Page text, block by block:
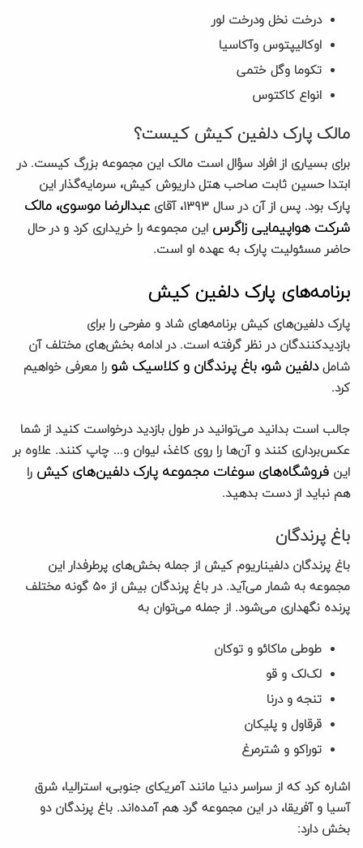
درخت نخل ودرخت لور
اوکالیپتوس وآکاسیا
تکوما وگل ختمی
انواع کاکتوس
مالک پارک دلفین کیش کیست؟
برای بسیاری از افراد سؤال است مالک این مجموعه بزرگ کیست. در
ابتدا حسین ثابت صاحب هتل داریوش کیش، سرمایه‌گذار این
پارک بود. پس از آن در سال ۱۳۹۳، آقای
عبدالرضا موسوی، مالک
شرکت هواپیمایی زاگرس این مجموعه را خریداری کرد و در حال
حاضر مسئولیت پارک به عهده او است.
برنامه‌های پارک دلفین کیش
پارک دلفین‌های کیش برنامه‌های شاد و مفرحی را برای
بازدیدکنندگان در نظر گرفته است. در ادامه بخش‌های مختلف آن
شاملدلفین شو، باغ پرندگان و کلاسیک شو را معرفی خواهیم
کرد.
جالب است بدانید می‌توانید در طول بازدید درخواست کنید از شما
عکس‌برداری کنند و آن‌ها را روی کاغذ، لیوان و… چاپ کنند. علاوه بر
این فروشگاه‌های سوغات مجموعه پارک دلفین‌های کیش را
هم نباید از دست بدهید.
باغ پرندگان
باغ پرندگان دلفیناریوم کیش از جمله بخش‌های پرطرفدار این
مجموعه به شمار می‌آید. در باغ پرندگان بیش از ۵۰ گونه مختلف
پرنده نگهداری می‌شود. از جمله می‌توان به
طوطی ماکائو و توکان
لک‌لک و قو
تنجه و درنا
قرقاول و پلیکان
توراکو و شترمرغ
اشاره کرد که از سراسر دنیا مانند آمریکای جنوبی، استرالیا، شرق
آسیا و آفریقا، در این مجموعه گرد هم آمده‌اند. باغ پرندگان دو
بخش دارد: